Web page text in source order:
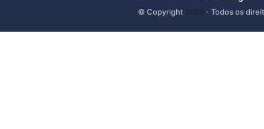
© Copyright 2026 - Todos os